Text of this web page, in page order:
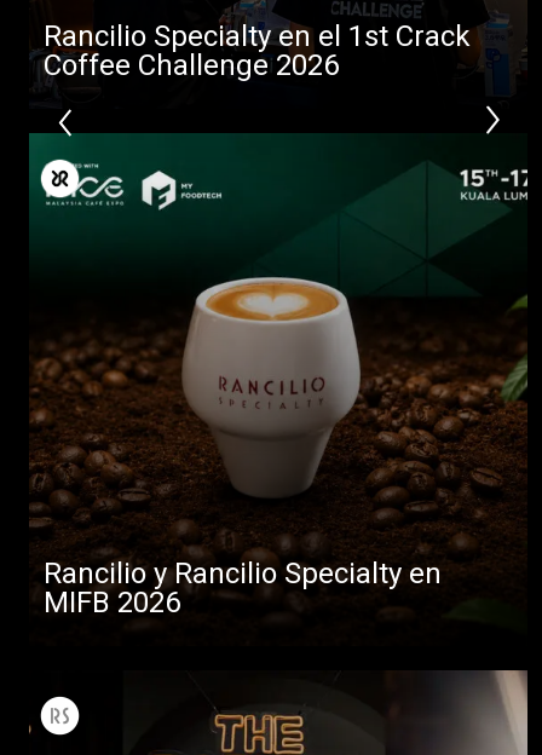
Rancilio Specialty en el 1st Crack
Coffee Challenge 2026
Rancilio y Rancilio Specialty en
MIFB 2026